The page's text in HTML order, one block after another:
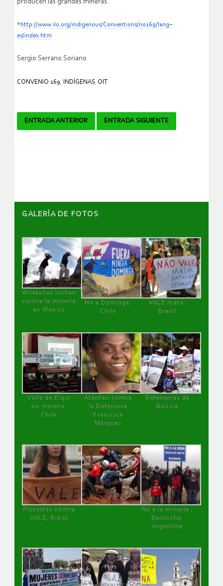
producen las grandes mineras.
* http://www.ilo.org/indigenous/Conventions/no169/lang–
es/index.htm
Sergio Serrano Soriano
CONVENIO 169, INDÍGENAS, OIT
Navegador
ENTRADA ANTERIOR ENTRADA SIGUIENTE
GALERÌA DE FOTOS
Wirakutas luchan
contra la minería
en México
No a Dominga,
Chile
VALE mata,
Brasil
Valle de Elqui
sin minería.
Chile
Atentan contra
la Defensora
Francisca
Márquez
Defensoras de
Bolivia
Protestas contra
VALE, Brasil
No a la minería ,
Bariloche,
Argentina